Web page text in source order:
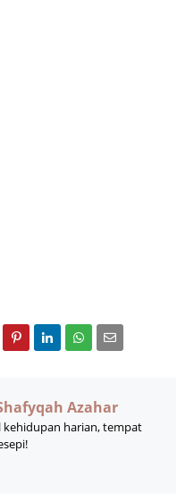
Azahar
kehidupan harian, tempat